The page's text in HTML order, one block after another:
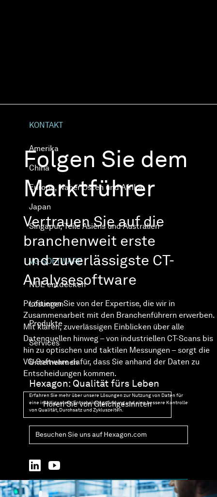
Folgen Sie dem
Marktführer
Vertrauen Sie auf die
branchenweit erste
und zuverlässigste CT-
Analysesoftware
Profitieren Sie von der Expertise, die wir in
Zusammenarbeit mit den Branchenführern erwerben.
Mit klaren, zuverlässigen Einblicken über alle
Datenquellen hinweg – von industriellen CT-Scans bis
hin zu optischen und taktilen Messungen – sorgt die
VG-Software dafür, dass Sie anhand der Daten zu
Entscheidungen kommen.
Hören Sie von Gleichgesinnten
KONTAKT
Amerika
China
Europa, Naher Osten und Afrika
Japan
Singapur, Teile Asiens und Australien
VG-SOFTWARE
NDE entdecken
Lösungen
Produkte
Services
Unternehmen
Hexagon: Qualität fürs Leben
Erfahren Sie mehr über unsere Lösungen zur Nutzung von Daten für
eine intelligentere Entscheidungsfindung und eine bessere Kontrolle
von Qualität, Durchsatz und Zykluszeiten.
Besuchen Sie uns auf Hexagon.com
Impressum